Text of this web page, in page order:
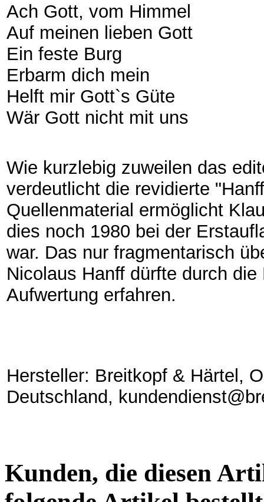
Ach Gott, vom Himmel
Auf meinen lieben Gott
Ein feste Burg
Erbarm dich mein
Helft mir Gott`s Güte
Wär Gott nicht mit uns
Wie kurzlebig zuweilen das
verdeutlicht die revidierte
Quellenmaterial ermöglicht
dies noch 1980 bei der
war. Das nur fragmentarisch
Nicolaus Hanff dürfte durch
Aufwertung erfahren.
Hersteller: Breitkopf & Härtel,
Deutschland,
Kunden, die diesen